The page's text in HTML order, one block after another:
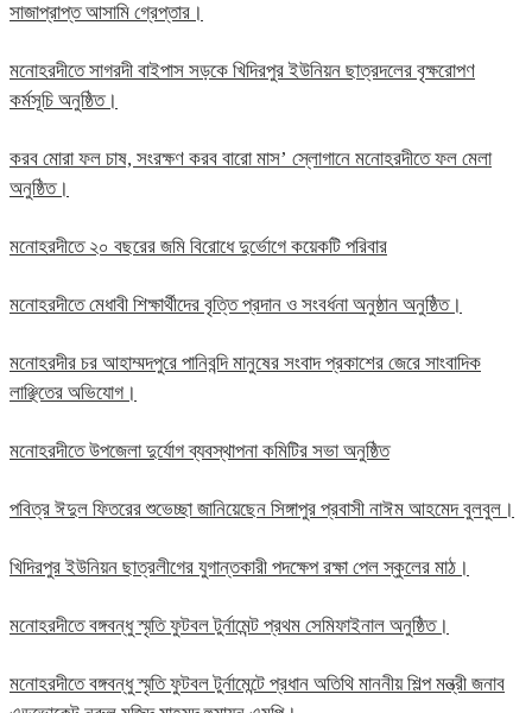
সাজাপ্রাপ্ত আসামি গ্রেপ্তার।
মনোহরদীতে সাগরদী বাইপাস সড়কে খিদিরপুর ইউনিয়ন ছাত্রদলের বৃক্ষরোপণ
কর্মসূচি অনুষ্ঠিত।
করব মোরা ফল চাষ, সংরক্ষণ করব বারো মাস’ স্লোগানে মনোহরদীতে ফল মেলা
অনুষ্ঠিত।
মনোহরদীতে ২০ বছরের জমি বিরোধে দুর্ভোগে কয়েকটি পরিবার
মনোহরদীতে মেধাবী শিক্ষার্থীদের বৃত্তি প্রদান ও সংবর্ধনা অনুষ্ঠান অনুষ্ঠিত।
মনোহরদীর চর আহাম্মদপুরে পানিবন্দি মানুষের সংবাদ প্রকাশের জেরে সাংবাদিক
লাঞ্ছিতের অভিযোগ।
মনোহরদীতে উপজেলা দুর্যোগ ব্যবস্থাপনা কমিটির সভা অনুষ্ঠিত
পবিত্র ঈদুল ফিতরের শুভেচ্ছা জানিয়েছেন সিঙ্গাপুর প্রবাসী নাঈম আহমেদ বুলবুল।
খিদিরপুর ইউনিয়ন ছাত্রলীগের যুগান্তকারী পদক্ষেপ রক্ষা পেল স্কুলের মাঠ।
মনোহরদীতে বঙ্গবন্ধু স্মৃতি ফুটবল টুর্নামেন্ট প্রথম সেমিফাইনাল অনুষ্ঠিত।
মনোহরদীতে বঙ্গবন্ধু স্মৃতি ফুটবল টুর্নামেন্টে প্রধান অতিথি মাননীয় শিল্প মন্ত্রী জনাব